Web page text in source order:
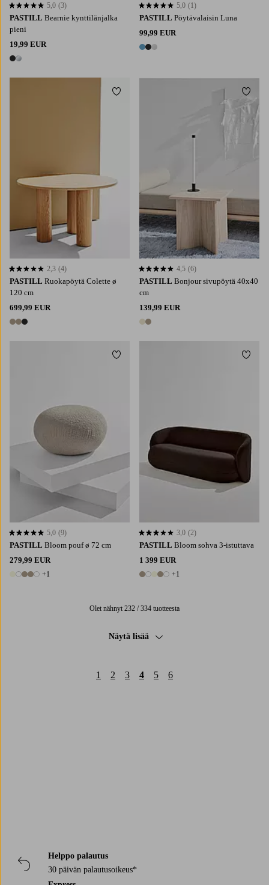
PASTILL Bearnie kynttilänjalka
pieni
19,99 EUR
2 värejä
5,0 perustuen 3 arvosanaan
5,0 (3)
PASTILL Pöytävalaisin Luna
99,99 EUR
3 värejä
5,0 perustuen 1 arvosanaan
5,0 (1)
PASTILL Ruokapöytä Colette ø
120 cm
699,99 EUR
3 värejä
2,3 perustuen 4 arvosanaan
2,3 (4)
Lisää suosikkeihin
PASTILL Bonjour sivupöytä 40x40
cm
139,99 EUR
2 värejä
4,5 perustuen 6 arvosanaan
4,5 (6)
Lisää
PASTILL Bloom pouf ø 72 cm
279,99 EUR
6 värejä
+1
5,0 perustuen 9 arvosanaan
5,0 (9)
Lisää suosikkeihin
PASTILL Bloom sohva 3-istuttava
1 399 EUR
6 värejä
+1
3,0 perustuen 2 arvosanaan
3,0 (2)
Lisää
Olet nähnyt 232 / 334 tuotteesta
Näytä lisää
1 2 3 4 5 6
Helppo palautus
30 päivän palautusoikeus*